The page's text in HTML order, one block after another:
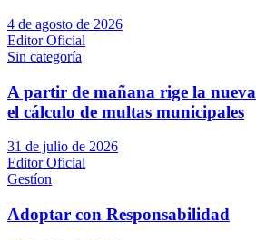
4 de agosto de 2026
Editor Oficial
Sin categoría
A partir de mañana rige la
el cálculo de multas municipales
31 de julio de 2026
Editor Oficial
Gestíon
Adoptar con Responsabilidad